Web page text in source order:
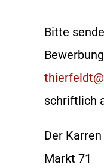
Bitte
Bewerbung
schriftlich
Der Karren
Markt 71